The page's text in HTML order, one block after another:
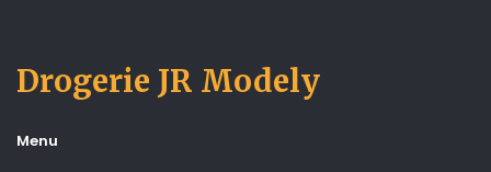
Drogerie JR Modely
Menu